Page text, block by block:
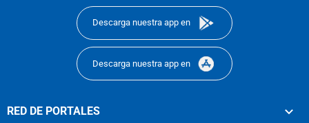
Descarga nuestra app en
Descarga nuestra app en
RED DE PORTALES